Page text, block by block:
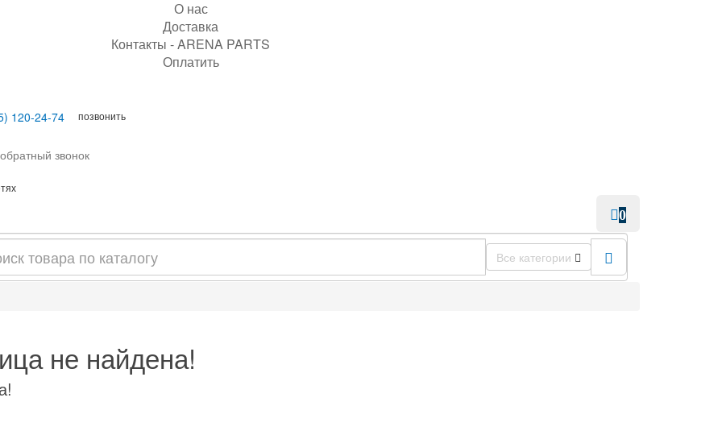
О нас
Доставка
Контакты - ARENA PARTS
Оплатить
120-24-74 позвонить
звонок
0
Все категории
не найдена!